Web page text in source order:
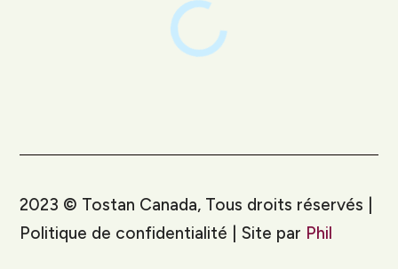
2023 © Tostan Canada, Tous droits réservés |
Politique de confidentialité | Site par Phil